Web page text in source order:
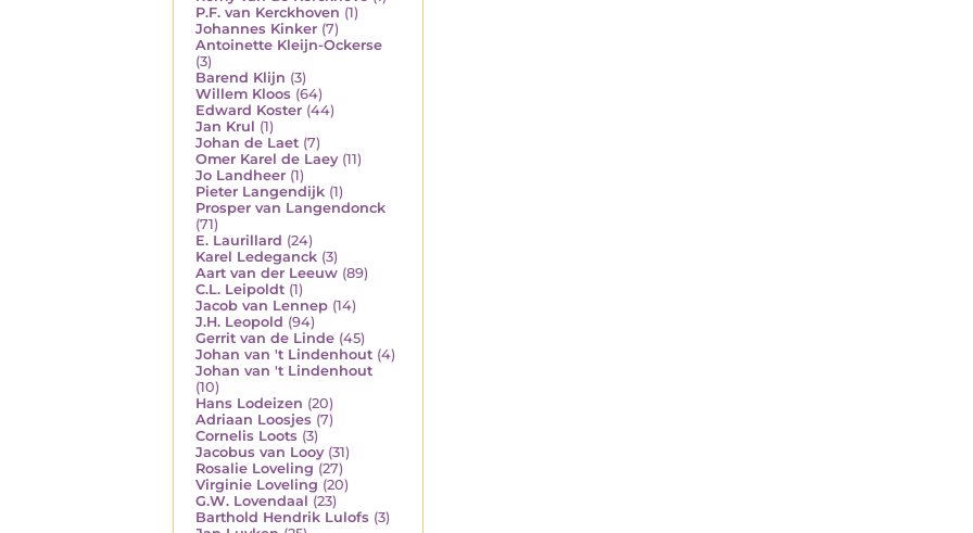
P.F. van Kerckhoven (1)
Johannes Kinker (7)
Antoinette Kleijn-Ockerse
(3)
Barend Klijn (3)
Willem Kloos (64)
Edward Koster (44)
Jan Krul (1)
Johan de Laet (7)
Omer Karel de Laey (11)
Jo Landheer (1)
Pieter Langendijk (1)
Prosper van Langendonck
(71)
E. Laurillard (24)
Karel Ledeganck (3)
Aart van der Leeuw (89)
C.L. Leipoldt (1)
Jacob van Lennep (14)
J.H. Leopold (94)
Gerrit van de Linde (45)
Johan van 't Lindenhout (4)
Johan van 't Lindenhout
(10)
Hans Lodeizen (20)
Adriaan Loosjes (7)
Cornelis Loots (3)
Jacobus van Looy (31)
Rosalie Loveling (27)
Virginie Loveling (20)
G.W. Lovendaal (23)
Barthold Hendrik Lulofs (3)